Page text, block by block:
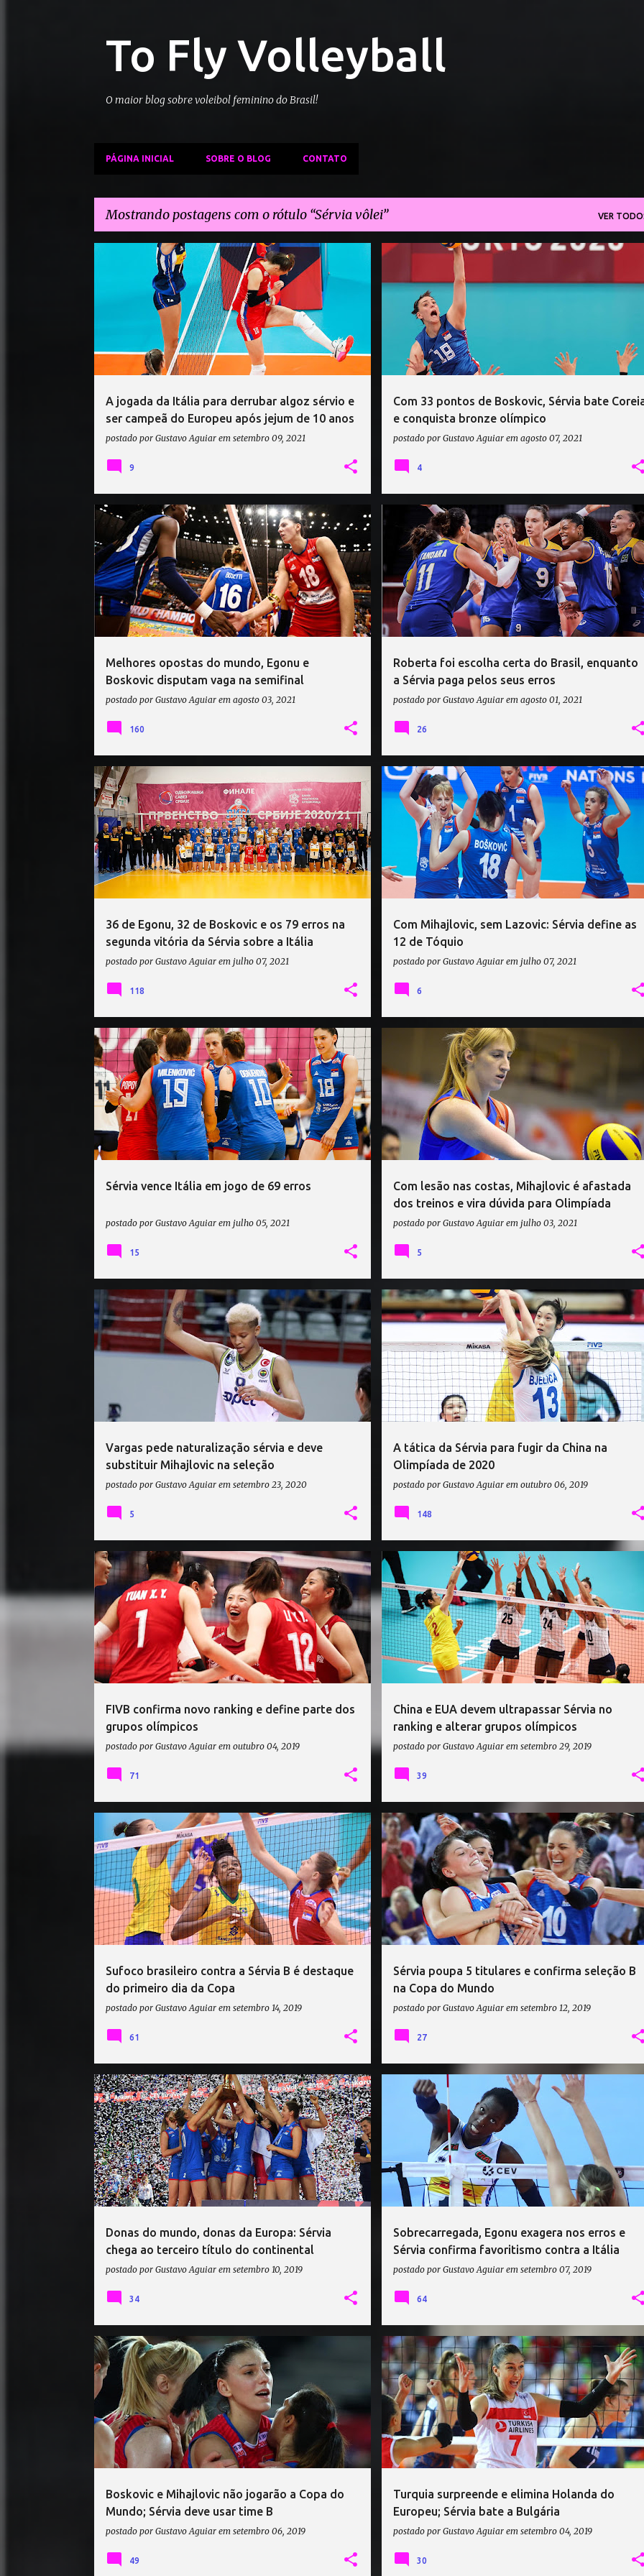
To Fly Volleyball
O maior blog sobre voleibol feminino do Brasil!
PÁGINA INICIAL SOBRE O BLOG CONTATO
Mostrando postagens com o rótulo Sérvia vôlei VER
a
A jogada da Itália para derrubar algoz sérvio e
ser campeã do Europeu após jejum de 10 anos
postado por Gustavo Aguiar em setembro 09, 2021
CAMPEONATO EUROPEU DE VÔLEI ITÁLIA VÔLEI
SÉRVIA VÔLEI
9
Com 33 pontos de Boskovic, Sérvia bate
e conquista bronze olímpico
postado por Gustavo Aguiar em agosto 07, 2021
COREIA DO SUL VÔLEI
SÉRVIA VÔLEI +
TÓQUIO 2020
4
Melhores opostas do mundo, Egonu e
Boskovic disputam vaga na semifinal
postado por Gustavo Aguiar em agosto 03, 2021
ITÁLIA VÔLEI SÉRVIA VÔLEI
160
Roberta foi escolha certa do Brasil, enquanto
a Sérvia paga pelos seus erros
postado por Gustavo Aguiar em agosto 01, 2021
BRASIL VÔLEI JOGOS OLÍMPICOS 2020
OLIMPÍADA DE TÓQUIO +
SÉRVIA VÔLEI
26
36 de Egonu, 32 de Boskovic e os 79 erros na
segunda vitória da Sérvia sobre a Itália
postado por Gustavo Aguiar em julho 07, 2021
AMISTOSOS DE VÔLEI ITÁLIA VÔLEI SÉRVIA VÔLEI
118
Com Mihajlovic, sem Lazovic: Sérvia define as
12 de Tóquio
postado por Gustavo Aguiar em julho 07, 2021
OLIMPÍADA DE TÓQUIO SÉRVIA VÔLEI
6
Sérvia vence Itália em jogo de 69 erros
postado por Gustavo Aguiar em julho 05, 2021
AMISTOSOS DE VÔLEI ITÁLIA VÔLEI SÉRVIA VÔLEI
15
Com lesão nas costas, Mihajlovic é afastada
dos treinos e vira dúvida para Olimpíada
postado por Gustavo Aguiar em julho 03, 2021
BRANKICA MIHAJLOVIC SÉRVIA VÔLEI
5
Vargas pede naturalização sérvia e deve
substituir Mihajlovic na seleção
postado por Gustavo Aguiar em setembro 23, 2020
MELISSA VARGAS SÉRVIA VÔLEI
5
A tática da Sérvia para fugir da China na
Olimpíada de 2020
postado por Gustavo Aguiar em outubro 06, 2019
CHINA VÔLEI SÉRVIA VÔLEI
148
FIVB confirma novo ranking e define parte dos
grupos olímpicos
postado por Gustavo Aguiar em outubro 04, 2019
CHINA VÔLEI FEDERAÇÃO INTERNACIONAL DE VOLEIBOL
FIVB RANKING DA FIVB SÉRVIA VÔLEI
71
China e EUA devem ultrapassar Sérvia no
ranking e alterar grupos olímpicos
postado por Gustavo Aguiar em setembro 29, 2019
CHINA VÔLEI COPA DO MUNDO DE VÔLEI 2019
39
Sufoco brasileiro contra a Sérvia B é destaque
do primeiro dia da Copa
postado por Gustavo Aguiar em setembro 14, 2019
COPA DO MUNDO DE VÔLEI 2019 +1
61
Sérvia poupa 5 titulares e confirma seleção B
na Copa do Mundo
postado por Gustavo Aguiar em setembro 12, 2019
COPA DO MUNDO DE VÔLEI 2019 SÉRVIA VÔLEI VÔLEI
+
ZORAN TERZIC
27
Donas do mundo, donas da Europa: Sérvia
chega ao terceiro título do continental
postado por Gustavo Aguiar em setembro 10, 2019
CAMPEONATO EUROPEU DE VÔLEI SÉRVIA VÔLEI
TURQUIA VÔLEI +
VÔLEI
34
Sobrecarregada, Egonu exagera nos erros e
Sérvia confirma favoritismo contra a Itália
postado por Gustavo Aguiar em setembro 07, 2019
CAMPEONATO EUROPEU DE VÔLEI ITÁLIA VÔLEI
SÉRVIA VÔLEI VÔLEI
64
Boskovic e Mihajlovic não jogarão a Copa do
Mundo; Sérvia deve usar time B
postado por Gustavo Aguiar em setembro 06, 2019
BRANKICA MIHAJLOVIC COPA DO MUNDO DE VÔLEI 2019
SÉRVIA VÔLEI TIJANA BOSKOVIC VÔLEI
49
Turquia surpreende e elimina Holanda do
Europeu; Sérvia bate a Bulgária
postado por Gustavo Aguiar em setembro 04, 2019
BULGÁRIA VÔLEI CAMPEONATO EUROPEU DE VÔLEI +3
30